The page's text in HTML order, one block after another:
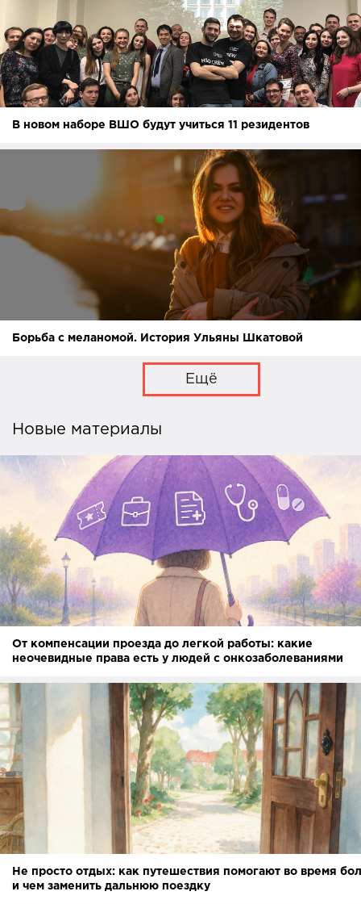
В новом наборе ВШО будут учиться 11 резидентов
Борьба с меланомой. История Ульяны Шкатовой
Ещё
Новые материалы
От компенсации проезда до легкой работы: какие
неочевидные права есть у людей с онкозаболеваниями
Не просто отдых: как путешествия помогают во время
и чем заменить дальнюю поездку